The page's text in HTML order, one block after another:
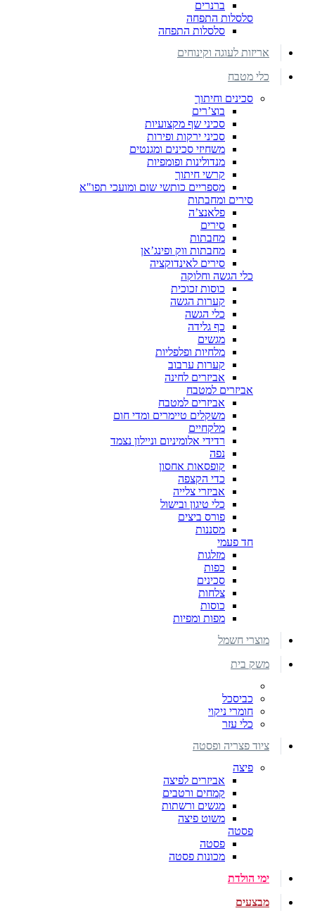
ברנרים
סלסלות התפחה
סלסלות התפחה
אריזות לעוגה וקינוחים
כלי מטבח
סכינים וחיתוך
בוצ’רים
סכיני שף מקצועיות
סכיני ירקות ופירות
משחיזי סכינים ומגנטים
מנדולינות ופומפיות
קרשי חיתוך
מספריים כותשי שום ומועכי תפו"א
סירים ומחבתות
פלאנצ’ה
סירים
מחבתות
מחבתות ווק ופינג’אן
סירים לאינדוקציה
כלי הגשה וחלוקה
כוסות זכוכית
קערות הגשה
כלי הגשה
כף גלידה
מגשים
מלחיות ופלפליות
קערות ערבוב
אביזרים לחינה
אביזרים למטבח
אביזרים למטבח
משקלים טיימרים ומדי חום
מלקחיים
רדידי אלומיניום וניילון נצמד
נפה
קופסאות אחסון
כדי הקצפה
אביזרי צלייה
כלי טיגון ובישול
פורס ביצים
מסננות
חד פעמי
מזלגות
כפות
סכינים
צלחות
כוסות
מפות ומפיות
מוצרי חשמל
משק בית
כביסכל
חומרי ניקוי
כלי עזר
ציוד פצריה ופסטה
פיצה
אביזרים לפיצה
קמחים ורטבים
מגשים ורשתות
משוט פיצה
פסטה
פסטה
מכונות פסטה
ימי הולדת
מבצעים